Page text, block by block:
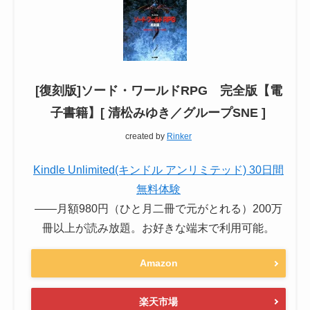
[復刻版]ソード・ワールドRPG 完全版【電
子書籍】[ 清松みゆき／グループSNE ]
created by Rinker
Kindle Unlimited(キンドル アンリミテッド) 30日間
無料体験
――月額980円（ひと月二冊で元がとれる）200万
冊以上が読み放題。お好きな端末で利用可能。
Amazon
楽天市場